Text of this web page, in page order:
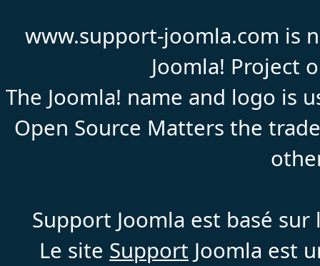
www.support-joomla.com is
Joomla! Project
The Joomla! name and logo is
Open Source Matters the
Support Joomla est basé
Le site Support Joomla est